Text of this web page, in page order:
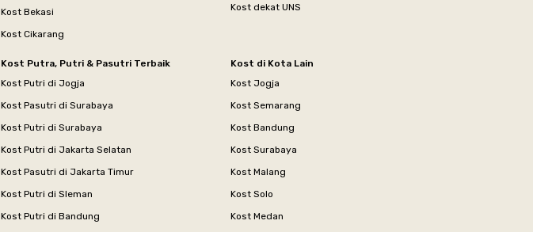
Kost Bekasi
Kost Cikarang
Kost dekat UNS
Kost Putra, Putri & Pasutri Terbaik
Kost Putri di Jogja
Kost Pasutri di Surabaya
Kost Putri di Surabaya
Kost Putri di Jakarta Selatan
Kost Pasutri di Jakarta Timur
Kost Putri di Sleman
Kost Putri di Bandung
Kost di Kota Lain
Kost Jogja
Kost Semarang
Kost Bandung
Kost Surabaya
Kost Malang
Kost Solo
Kost Medan